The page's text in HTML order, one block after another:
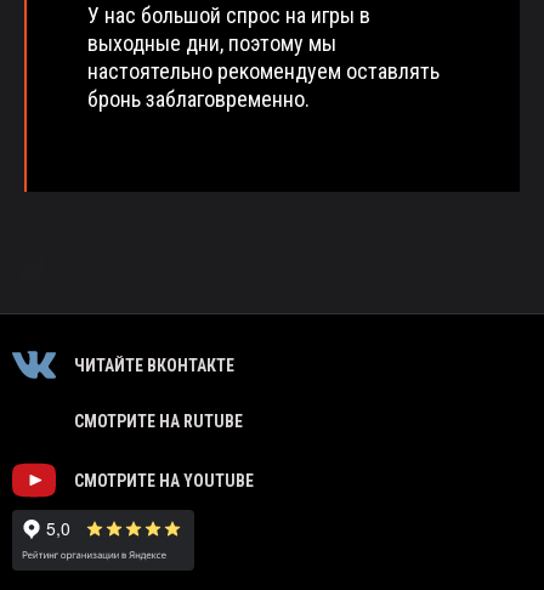
У нас большой спрос на игры в
выходные дни, поэтому мы
настоятельно рекомендуем оставлять
бронь заблаговременно.
ЧИТАЙТЕ ВКОНТАКТЕ
СМОТРИТЕ НА RUTUBE
СМОТРИТЕ НА YOUTUBE